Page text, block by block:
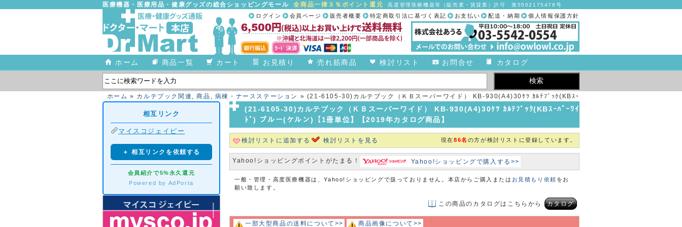
医療機器・医療用品・健康グッズの総合ショッピングモール全商品一律３％ポイント還元 高度管理医療機器等（販売業・賃貸業）許可 第5502175478号
個人情報保護方針
配送・納期
お支払い
特定商取引法に基づく表記
販売者概要
会員ページ
ログイン
ホーム 商品一覧 カート お見積り 売れ筋商品 検討リスト お問合せ カタログ
ホーム » カルテブック関連 ,商品 , 病棟・ナースステーション » (21-6105-30)カルテブック（ＫＢスーパーワイド） KB-930(A4)30ｹﾂ ｶﾙﾃﾌﾞｯｸ(KBｽｰ
ﾊﾟｰﾜｲﾄﾞ) ブルー(ケルン)【1冊単位】【2019年カタログ商品】
(21-6105-30)カルテブック（ＫＢスーパーワイド） KB-930(A4)30ｹﾂ ｶﾙﾃﾌﾞｯｸ(KBｽｰﾊﾟｰﾜｲ
ﾄﾞ) ブルー(ケルン)【1冊単位】【2019年カタログ商品】
検討リストに追加する 検討リストを見る 現在86名 の方が検討リストに登録しています。
Yahoo!ショッピングポイントがたまる！ Yahoo!ショッピングで購入する>>
一般・管理・高度医療機器は、Yahoo!ショッピングで扱っておりません。本店からご購入または お見積もり依頼 をお
願い致します。
この商品のカタログはこちらから カタログ
一部大型商品の送料について>> 商品画像について>>
相互リンク
マイスコジェイピー
＋ 相互リンクを依頼する
会員紹介で5%永久還元
Powered by AdPorta